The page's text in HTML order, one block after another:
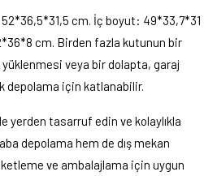
52*36,5*31,5 cm. İç boyut: 49*33,7*31
cm. Birden fazla kutunun bir
yüklenmesi veya bir dolapta, garaj
depolama için katlanabilir.
yerden tasarruf edin ve kolaylıkla
depolama hem de dış mekan
ve ambalajlama için uygun